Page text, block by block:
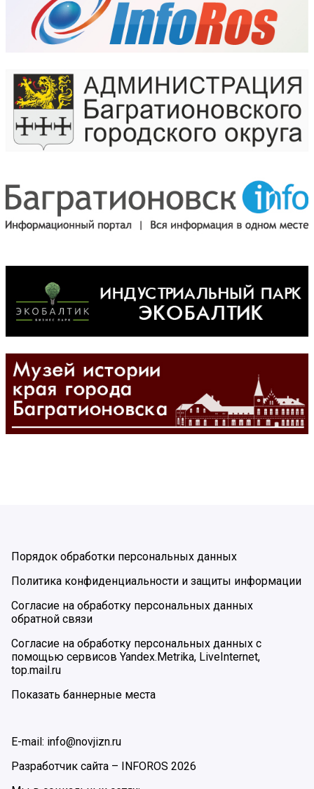
Порядок обработки персональных данных
Политика конфиденциальности и защиты информации
Согласие на обработку персональных данных
обратной связи
Согласие на обработку персональных данных с
помощью сервисов Yandex.Metrika, LiveInternet,
top.mail.ru
Показать баннерные места
E-mail: info@novjizn.ru
Разработчик сайта – INFOROS 2026